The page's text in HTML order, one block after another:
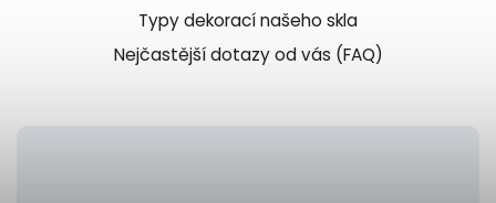
Typy dekorací našeho skla
Nejčastější dotazy od vás (FAQ)